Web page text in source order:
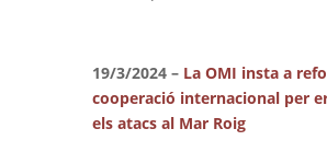
19/3/2024 – La OMI insta a
cooperació internacional per
els atacs al Mar Roig